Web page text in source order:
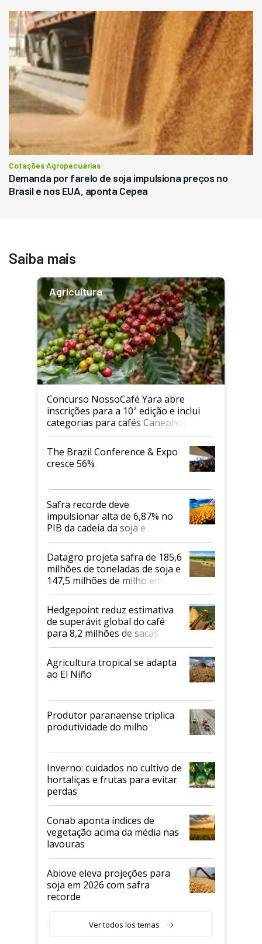
Cotações Agropecuárias
Demanda por farelo de soja impulsiona preços no
Brasil e nos EUA, aponta Cepea
Saiba mais
Agricultura
Concurso NossoCafé Yara abre
inscrições para a 10ª edição e inclui
categorias para cafés Canephora
The Brazil Conference & Expo
cresce 56%
Safra recorde deve
impulsionar alta de 6,87% no
PIB da cadeia da soja e
biodiesel em 2026
Datagro projeta safra de 185,6
milhões de toneladas de soja e
147,5 milhões de milho em
2026/27
Hedgepoint reduz estimativa
de superávit global do café
para 8,2 milhões de sacas
Agricultura tropical se adapta
ao El Niño
Produtor paranaense triplica
produtividade do milho
Inverno: cuidados no cultivo de
hortaliças e frutas para evitar
perdas
Conab aponta índices de
vegetação acima da média nas
lavouras
Abiove eleva projeções para
soja em 2026 com safra
recorde
Ver todos los temas